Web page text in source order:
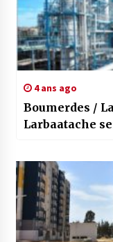
4 ans ago
Boumerdes /
Larbaatache